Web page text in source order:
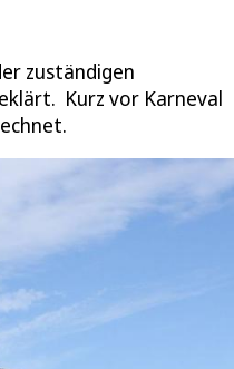
zuständigen
Kurz vor Karneval